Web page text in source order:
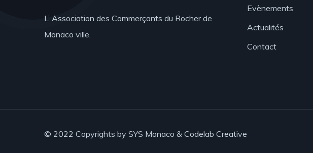
L’ Association des Commerçants du Rocher de
Monaco ville.
Evènements
Actualités
Contact
© 2022 Copyrights by SYS Monaco & Codelab Creative